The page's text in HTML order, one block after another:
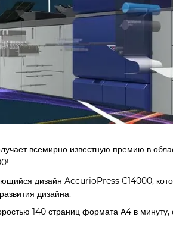
всемирно известную премию в
дизайн AccurioPress C14000,
дизайна.
140 страниц формата А4 в